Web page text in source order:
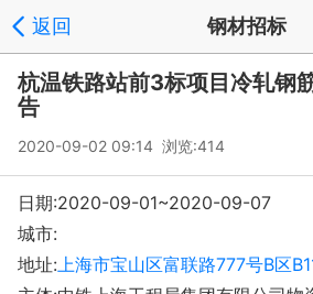
返回 钢材招标
杭温铁路站前3标项目冷轧钢
告
2020-09-02 09:14 浏览:414
日期:2020-09-01~2020-09-07
城市:
地址:上海市宝山区富联路777号B区